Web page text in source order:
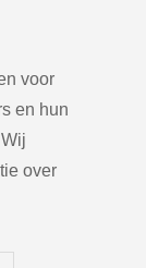
voor
en hun
over